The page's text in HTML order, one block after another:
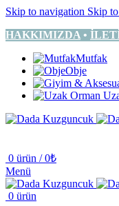
Skip to navigation Skip
HAKKIMIZDA •
Mutfak
Obje
0 ürün / 0₺
Menü
0 ürün